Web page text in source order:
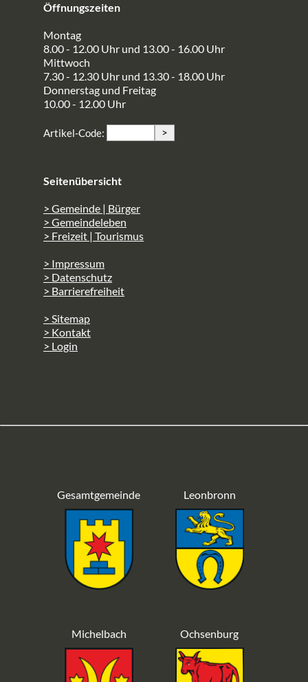
Öffnungszeiten
Montag
8.00 - 12.00 Uhr und 13.00 - 16.00 Uhr
Mittwoch
7.30 - 12.30 Uhr und 13.30 - 18.00 Uhr
Donnerstag und Freitag
10.00 - 12.00 Uhr
Artikel-Code: >
Seitenübersicht
> Gemeinde | Bürger
> Gemeindeleben
> Freizeit | Tourismus
> Impressum
> Datenschutz
> Barrierefreiheit
> Sitemap
> Kontakt
> Login
Gesamtgemeinde Leonbronn
Michelbach Ochsenburg